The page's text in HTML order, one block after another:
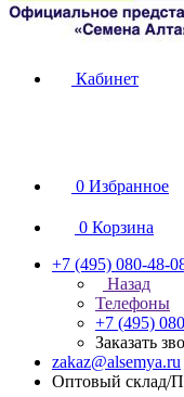
Кабинет
0 Избранное
0 Корзина
+7 (495) 080-48-
Назад
Телефоны
+7 (495)
Заказать
zakaz@alsemya.ru
Оптовый склад/